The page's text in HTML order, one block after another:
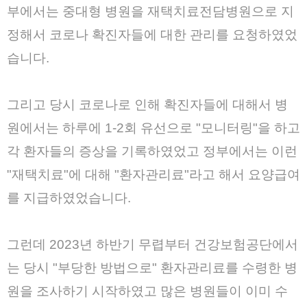
부에서는 중대형 병원을 재택치료전담병원으로 지
정해서 코로나 확진자들에 대한 관리를 요청하였었
습니다.
그리고 당시 코로나로 인해 확진자들에 대해서 병
원에서는 하루에 1-2회 유선으로 "모니터링"을 하고
각 환자들의 증상을 기록하였었고 정부에서는 이런
"재택치료"에 대해 "환자관리료"라고 해서 요양급여
를 지급하였었습니다.
그런데 2023년 하반기 무렵부터 건강보험공단에서
는 당시 "부당한 방법으로" 환자관리료를 수령한 병
원을 조사하기 시작하였고 많은 병원들이 이미 수